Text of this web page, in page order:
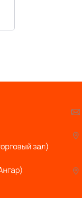
зал)